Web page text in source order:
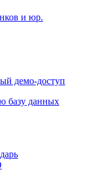
и юр.
демо-доступ
базу данных